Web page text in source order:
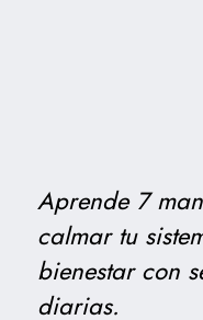
Aprende 7
calmar tu
bienestar con
diarias.